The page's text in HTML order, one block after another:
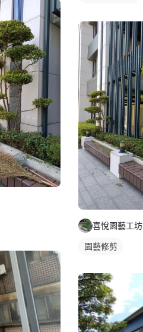
喜悅園藝工坊
園藝修剪